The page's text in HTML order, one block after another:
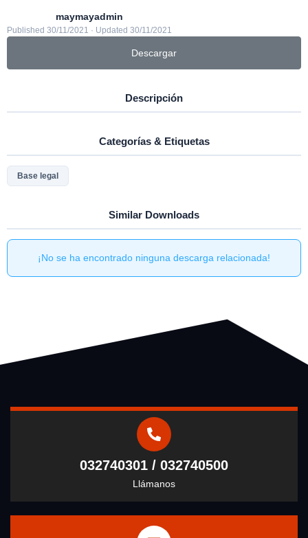
maymayadmin
Published 30/11/2021 · Updated 30/11/2021
Descargar
Descripción
Categorías & Etiquetas
Base legal
Similar Downloads
¡No se ha encontrado ninguna descarga relacionada!
032740301 / 032740500
Llámanos